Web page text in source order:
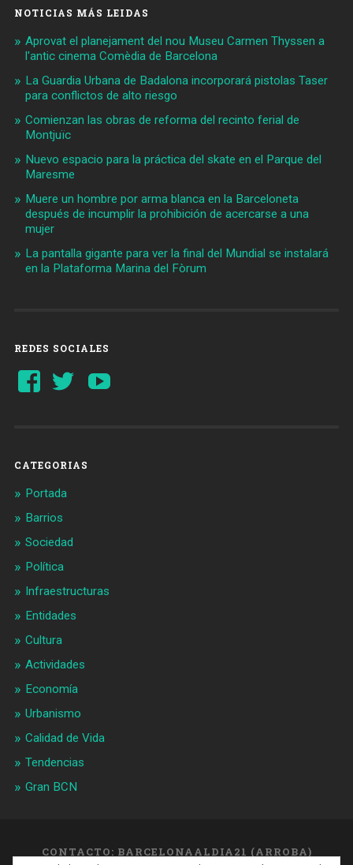
NOTICIAS MÁS LEIDAS
Aprovat el planejament del nou Museu Carmen Thyssen a
l'antic cinema Comèdia de Barcelona
La Guardia Urbana de Badalona incorporará pistolas Taser
para conflictos de alto riesgo
Comienzan las obras de reforma del recinto ferial de
Montjuïc
Nuevo espacio para la práctica del skate en el Parque del
Maresme
Muere un hombre por arma blanca en la Barceloneta
después de incumplir la prohibición de acercarse a una
mujer
La pantalla gigante para ver la final del Mundial se instalará
en la Plataforma Marina del Fòrum
REDES SOCIALES
Ver
perfil
Ver
perfil
CATEGORIAS
Portada
Barrios
Sociedad
Política
Infraestructuras
Entidades
Cultura
Actividades
Economía
Urbanismo
Calidad de Vida
Tendencias
Gran BCN
CONTACTO: BARCELONAALDIA21 (ARROBA)
GMAIL.COM